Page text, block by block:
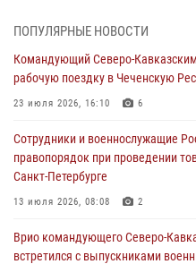
Росгвардейцы обеспечили
08 августа 2026, 07:00
Военнослужащие Софринской
дорогой к Победе в СВО» (видео)
08 августа 2026, 07:00 2
В Кабардино-Балкарии
08 августа 2026, 07:00
ПОПУЛЯРНЫЕ НОВОСТИ
Командующий Северо-
рабочую поездку в Чеченскую
23 июля 2026, 16:10 6
Сотрудники и военнослужащие
правопорядок при проведении
Санкт-Петербурге
13 июля 2026, 08:08 2
Врио командующего Северо-
встретился с выпускниками